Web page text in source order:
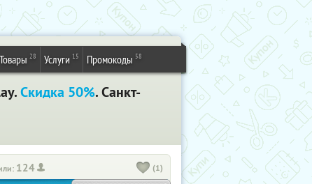
Товары 28 Услуги 15 Промокоды 58
Скидка 50%. Санкт-
124 (1)